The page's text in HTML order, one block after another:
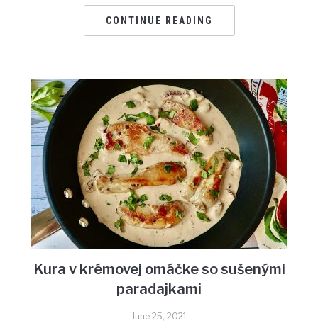
CONTINUE READING
Kura v krémovej omáčke so sušenými
paradajkami
June 25, 2021